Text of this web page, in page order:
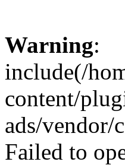
Warning:
include(/
content/
ads/
Failed to